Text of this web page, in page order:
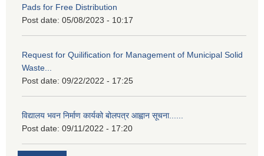
Pads for Free Distribution
Post date: 05/08/2023 - 10:17
Request for Quilification for Management of Municipal Solid
Waste...
Post date: 09/22/2022 - 17:25
विद्यालय भवन निर्माण कार्यको बोलपत्र आह्वान सूचना......
Post date: 09/11/2022 - 17:20